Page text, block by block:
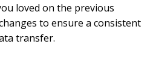
loved on the previous
to ensure a consistent
transfer.